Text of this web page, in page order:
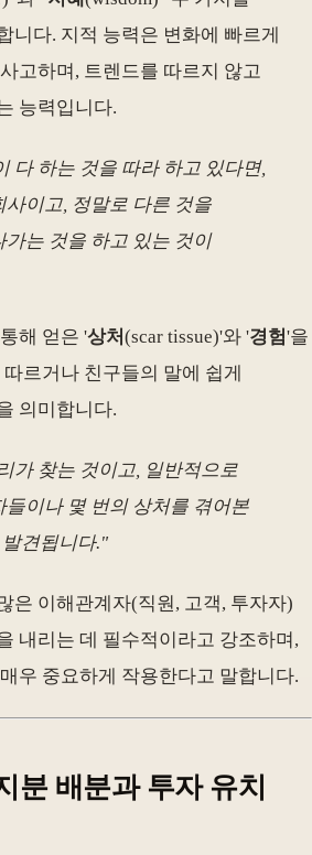
니다. 지적 능력은 변화에 빠르게
고하며, 트렌드를 따르지 않고
능력입니다.
다 하는 것을 따라 하고 있다면,
사이고, 정말로 다른 것을
가는 것을 하고 있는 것이
해 얻은 '상처 (scar tissue)'와 '경험'을
르거나 친구들의 말에 쉽게
의미합니다.
가 찾는 것이고, 일반적으로
들이나 몇 번의 상처를 겪어본
견됩니다."
은 이해관계자(직원, 고객, 투자자)
내리는 데 필수적이라고 강조하며,
우 중요하게 작용한다고 말합니다.
분 배분과 투자 유치